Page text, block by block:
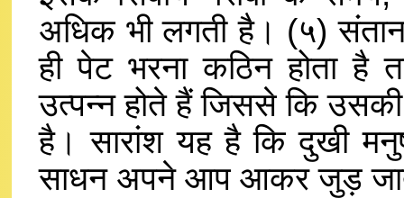
अधिक भी लगती है। (५)
ही पेट भरना कठिन होता है
उत्पन्न होते हैं जिससे कि उसकी
है। सारांश यह है कि दुखी
साधन अपने आप आकर जुड़